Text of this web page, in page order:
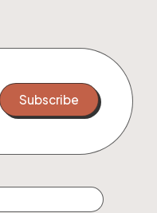
Subscribe